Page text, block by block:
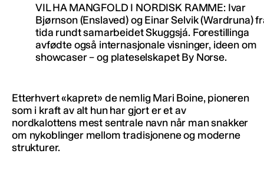
VIL HA MANGFOLD I NORDISK RAMME: Ivar
Bjørnson (Enslaved) og Einar Selvik (Wardruna)
tida rundt samarbeidet Skuggsjá. Forestillinga
avfødte også internasjonale visninger, ideen om
showcaser – og plateselskapet By Norse.
Etterhvert «kapret» de nemlig Mari Boine, pioneren
som i kraft av alt hun har gjort er et av
nordkalottens mest sentrale navn når man snakker
om nykoblinger mellom tradisjonene og moderne
strukturer.